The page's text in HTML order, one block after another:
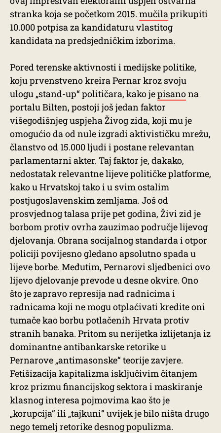
stranka koja se početkom 2015. mučilaprikupiti
10.000 potpisa za kandidaturu vlastitog
kandidata na predsjedničkim izborima.
Pored terenske aktivnosti i medijske politike,
koju prvenstveno kreira Pernar kroz svoju
ulogu „stand-up“ političara, kako jepisanona
portalu Bilten, postoji još jedan faktor
višegodišnjeg uspjeha Živog zida, koji mu je
omogućio da od nule izgradi aktivističku mrežu,
članstvo od 15.000 ljudi i postane relevantan
parlamentarni akter. Taj faktor je, dakako,
nedostatak relevantne lijeve političke platforme,
kako u Hrvatskoj tako i u svim ostalim
postjugoslavenskim zemljama. Još od
prosvjednog talasa prije pet godina, Živi zid je
borbom protiv ovrha zauzimao područje lijevog
djelovanja. Obrana socijalnog standarda i otpor
policiji povijesno gledano apsolutno spada u
lijeve borbe. Međutim, Pernarovi sljedbenici ovo
lijevo djelovanje prevode u desne okvire. Ono
što je zapravo represija nad radnicima i
radnicama koji ne mogu otplaćivati kredite oni
tumače kao borbu potlačenih Hrvata protiv
stranih banaka. Pritom su nerijetka izlijetanja iz
dominantne antibankarske retorike u
Pernarove „antimasonske“ teorije zavjere.
Fetišizacija kapitalizma isključivim čitanjem
kroz prizmu financijskog sektora i maskiranje
klasnog interesa pojmovima kao što je
„korupcija“ ili „tajkuni“ uvijek je bilo ništa drugo
nego temelj retorike desnog populizma.